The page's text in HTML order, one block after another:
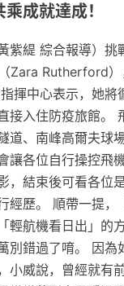
成就達成！
紫緹 綜合報導）挑
Zara Rutherford）
揮中心表示，她將
接入住防疫旅館。
道、南峰高爾夫球
讓各位自行操控飛
，結束後可看各位
經歷。 順帶一提，
輕航機看日出」的
別錯過了唷。 因為
小威說，曾經就有